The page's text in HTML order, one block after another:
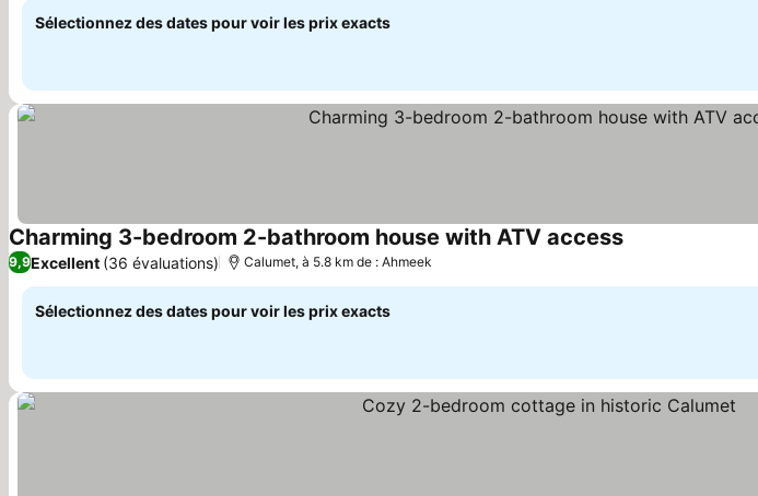
Sélectionnez des dates pour voir les prix exacts
Charming 3-bedroom 2-bathroom house with ATV accessConsulter les prix
9,9Excellent (36 évaluations) Calumet, à 5.8 km de : Ahmeek
Sélectionnez des dates pour voir les prix exacts